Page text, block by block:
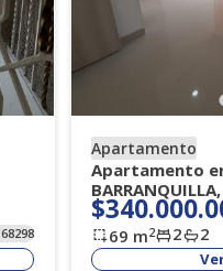
68298
Apartamento
Apartamento
69 m2 2 2